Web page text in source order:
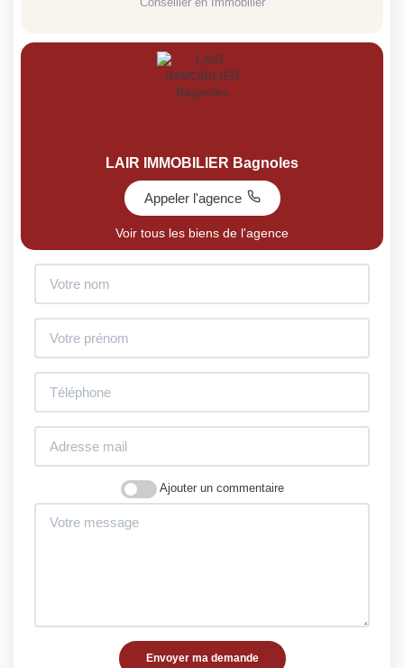
LAIR IMMOBILIER Bagnoles
Appeler l'agence
Voir tous les biens de l'agence
Ajouter un commentaire
Envoyer ma demande